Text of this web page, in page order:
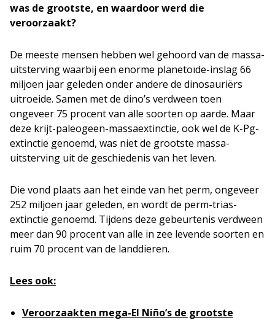
was de grootste, en waardoor werd die
veroorzaakt?
De meeste mensen hebben wel gehoord van de massa-
uitsterving waarbij een enorme planetoïde-inslag 66
miljoen jaar geleden onder andere de dinosauriërs
uitroeide. Samen met de dino’s verdween toen
ongeveer 75 procent van alle soorten op aarde. Maar
deze krijt-paleogeen-massaextinctie, ook wel de K-Pg-
extinctie genoemd, was niet de grootste massa-
uitsterving uit de geschiedenis van het leven.
Die vond plaats aan het einde van het perm, ongeveer
252 miljoen jaar geleden, en wordt de perm-trias-
extinctie genoemd. Tijdens deze gebeurtenis verdween
meer dan 90 procent van alle in zee levende soorten en
ruim 70 procent van de landdieren.
Lees ook:
Veroorzaakten mega-El Niño’s de grootste